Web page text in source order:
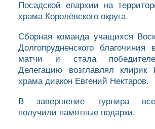
Посадской епархии на
храма Королёвского округа.
Сборная команда учащихся
Долгопрудненского благочиния
матчи и стала
Делегацию возглавлял клирик
храма диакон Евгений Нектаров.
В завершение турнира все
получили памятные подарки.